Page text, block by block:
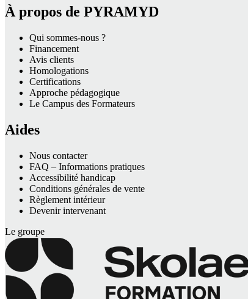
À propos de PYRAMYD
Qui sommes-nous ?
Financement
Avis clients
Homologations
Certifications
Approche pédagogique
Le Campus des Formateurs
Aides
Nous contacter
FAQ – Informations pratiques
Accessibilité handicap
Conditions générales de vente
Règlement intérieur
Devenir intervenant
Le groupe